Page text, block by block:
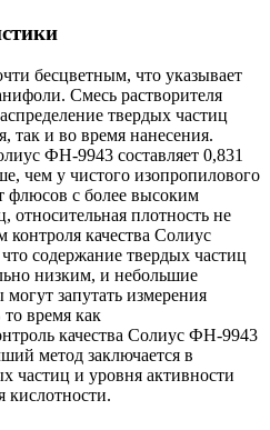
бесцветным, что указывает
Смесь растворителя
твердых частиц
так и во время нанесения.
ФН-9943 составляет 0,831
чем у чистого изопропилового
флюсов с более высоким
относительная плотность не
качества Солиус
содержание твердых частиц
низким, и небольшие
могут запутать измерения
время как
качества Солиус ФН-9943
метод заключается в
частиц и уровня активности
кислотности.